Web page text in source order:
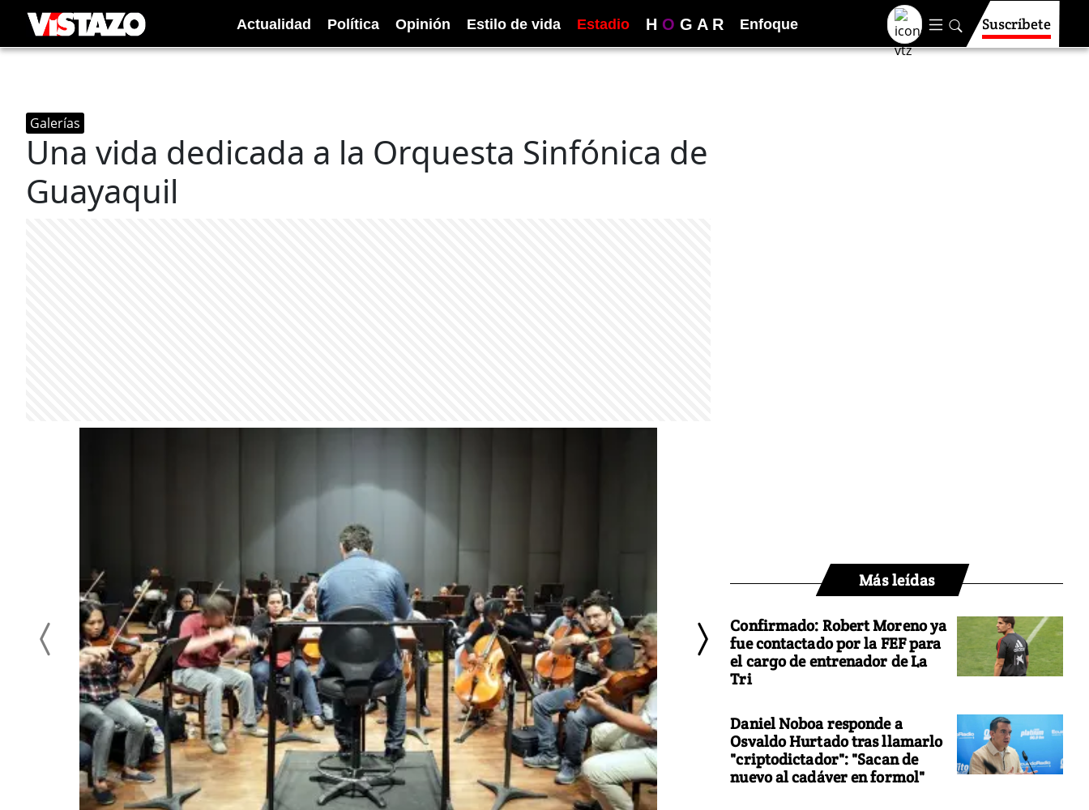
Actualidad Política Opinión Estilo de vida Estadio H O G A R Enfoque Suscríbete
Galerías
Una vida dedicada a la Orquesta Sinfónica de
Guayaquil
Más leídas
Confirmado: Robert Moreno ya
fue contactado por la FEF para
el cargo de entrenador de La
Tri
Daniel Noboa responde a
Osvaldo Hurtado tras llamarlo
"criptodictador": "Sacan de
nuevo al cadáver en formol"